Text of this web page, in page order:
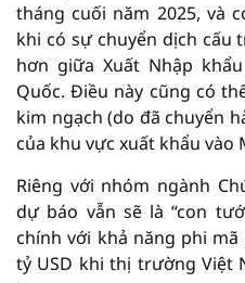
tháng cuối năm 2025, và
khi có sự chuyển dịch cấu
hơn giữa Xuất Nhập
Quốc. Điều này cũng có
kim ngạch (do đã chuyển
của khu vực xuất khẩu vào
Riêng với nhóm ngành
dự báo vẫn sẽ là “con
chính với khả năng phi
tỷ USD khi thị trường Việt